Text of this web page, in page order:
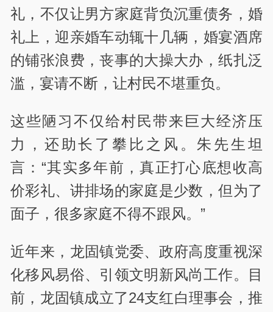
礼，不仅让男方家庭背负沉重债务，婚
礼上，迎亲婚车动辄十几辆，婚宴酒席
的铺张浪费，丧事的大操大办，纸扎泛
滥，宴请不断，让村民不堪重负。
这些陋习不仅给村民带来巨大经济压
力，还助长了攀比之风。朱先生坦
言：“其实多年前，真正打心底想收高
价彩礼、讲排场的家庭是少数，但为了
面子，很多家庭不得不跟风。”
近年来，龙固镇党委、政府高度重视深
化移风易俗、引领文明新风尚工作。目
前，龙固镇成立了24支红白理事会，推